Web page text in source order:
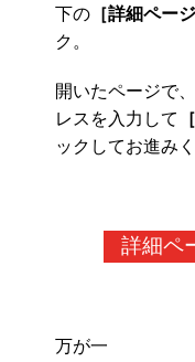
下の ［詳細ペー
ク。
開いたページで
レスを入力して
ックしてお進みく
詳細ペ
万が一